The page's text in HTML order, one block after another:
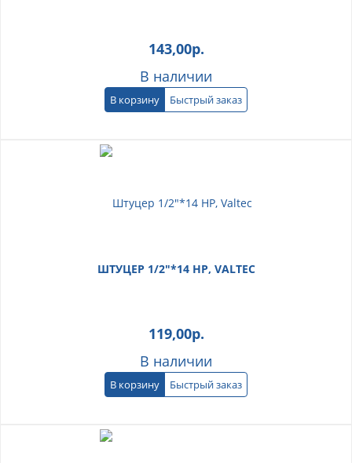
143,00р.
В наличии
В корзину Быстрый заказ
ШТУЦЕР 1/2"*14 НР, VALTEC
119,00р.
В наличии
В корзину Быстрый заказ